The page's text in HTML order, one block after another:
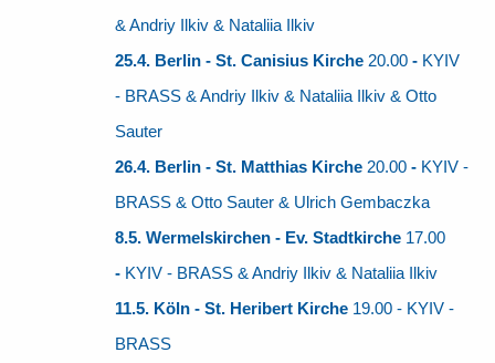
& Andriy Ilkiv & Nataliia Ilkiv
25.4. Berlin - St. Canisius Kirche 20.00 - KYIV
- BRASS & Andriy Ilkiv & Nataliia Ilkiv & Otto
Sauter
26.4. Berlin - St. Matthias Kirche 20.00 - KYIV -
BRASS & Otto Sauter & Ulrich Gembaczka
8.5. Wermelskirchen - Ev. Stadtkirche 17.00
- KYIV - BRASS & Andriy Ilkiv & Nataliia Ilkiv
11.5. Köln - St. Heribert Kirche 19.00 - KYIV -
BRASS